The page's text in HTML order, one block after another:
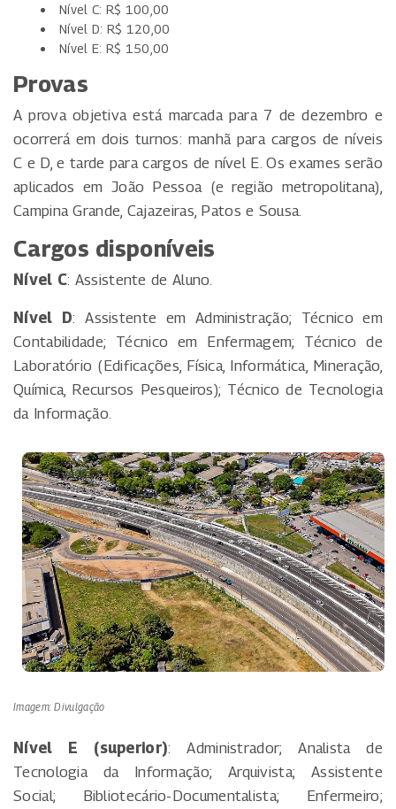
Nível C: R$ 100,00
Nível D: R$ 120,00
Nível E: R$ 150,00
Provas
A prova objetiva está marcada para 7 de dezembro e
ocorrerá em dois turnos: manhã para cargos de níveis
C e D, e tarde para cargos de nível E. Os exames serão
aplicados em João Pessoa (e região metropolitana),
Campina Grande, Cajazeiras, Patos e Sousa.
Cargos disponíveis
Nível C: Assistente de Aluno.
Nível D: Assistente em Administração; Técnico em
Contabilidade; Técnico em Enfermagem; Técnico de
Laboratório (Edificações, Física, Informática, Mineração,
Química, Recursos Pesqueiros); Técnico de Tecnologia
da Informação.
Imagem: Divulgação
Nível E (superior): Administrador; Analista de
Tecnologia da Informação; Arquivista; Assistente
Social; Bibliotecário-Documentalista; Enfermeiro;